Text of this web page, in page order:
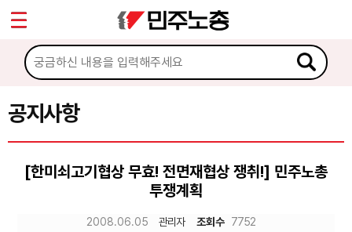
공지사항
[한미쇠고기협상 무효! 전면재협상 쟁취!] 민주노총
투쟁계획
2008.06.05 관리자 조회수 7752
마이페이지
소개
소식
공지사항
성명·보도
Sketchbook5, 스케치북5
Sketchbook5, 스케치북5